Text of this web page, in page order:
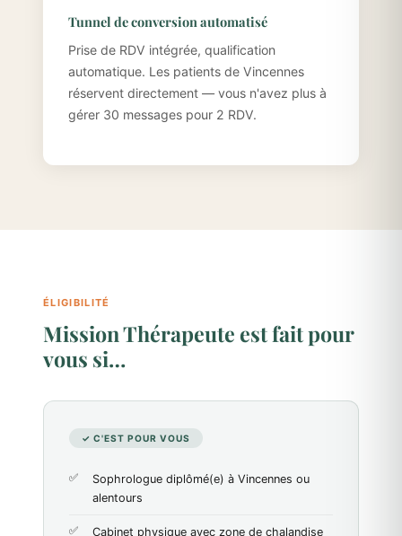
Tunnel de conversion automatisé
Prise de RDV intégrée, qualification
automatique. Les patients de Vincennes
réservent directement — vous n'avez plus à
gérer 30 messages pour 2 RDV.
ÉLIGIBILITÉ
Mission Thérapeute est fait pour
vous si…
✓ C'EST POUR VOUS
Sophrologue diplômé(e) à Vincennes ou
alentours
Cabinet physique avec zone de chalandise